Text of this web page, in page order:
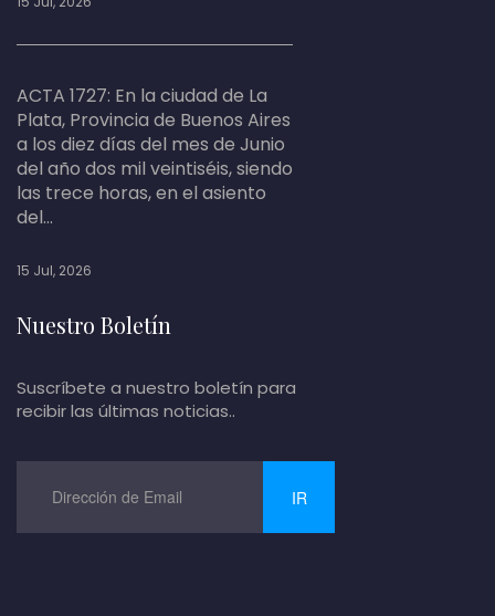
ACTA 1727: En la ciudad de La
Plata, Provincia de Buenos Aires
a los diez días del mes de Junio
del año dos mil veintiséis, siendo
las trece horas, en el asiento
del...
15 Jul, 2026
Nuestro Boletín
Suscríbete a nuestro boletín para
recibir las últimas noticias..
IR